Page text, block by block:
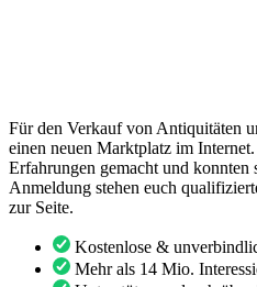
Für den Verkauf von Antiquitäten
einen neuen Marktplatz im
Erfahrungen gemacht und konnten
Anmeldung stehen euch
zur Seite.
Kostenlose &
Mehr als 14 Mio.